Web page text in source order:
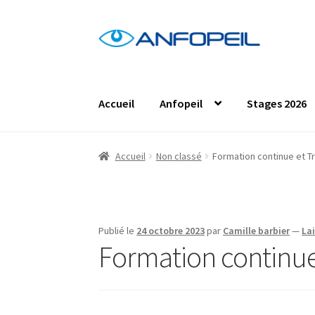
Aller
Aller
Accueil Anfopeil Stages 2026
Accueil Actus Centres de formation
Protection des données personnelles
Accueil Non classé Formation continue et
Publié le 24 octobre 2023par Camille barbier—
Formation